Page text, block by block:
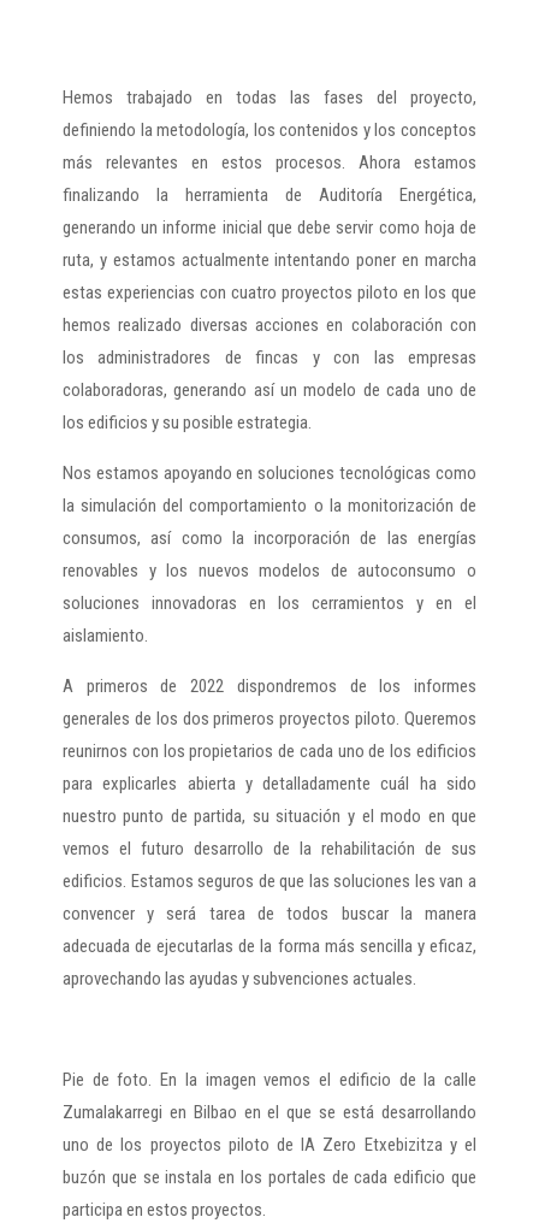
Hemos trabajado en todas las fases del proyecto,
definiendo la metodología, los contenidos y los conceptos
más relevantes en estos procesos. Ahora estamos
finalizando la herramienta de Auditoría Energética,
generando un informe inicial que debe servir como hoja de
ruta, y estamos actualmente intentando poner en marcha
estas experiencias con cuatro proyectos piloto en los que
hemos realizado diversas acciones en colaboración con
los administradores de fincas y con las empresas
colaboradoras, generando así un modelo de cada uno de
los edificios y su posible estrategia.
Nos estamos apoyando en soluciones tecnológicas como
la simulación del comportamiento o la monitorización de
consumos, así como la incorporación de las energías
renovables y los nuevos modelos de autoconsumo o
soluciones innovadoras en los cerramientos y en el
aislamiento.
A primeros de 2022 dispondremos de los informes
generales de los dos primeros proyectos piloto. Queremos
reunirnos con los propietarios de cada uno de los edificios
para explicarles abierta y detalladamente cuál ha sido
nuestro punto de partida, su situación y el modo en que
vemos el futuro desarrollo de la rehabilitación de sus
edificios. Estamos seguros de que las soluciones les van a
convencer y será tarea de todos buscar la manera
adecuada de ejecutarlas de la forma más sencilla y eficaz,
aprovechando las ayudas y subvenciones actuales.
Pie de foto. En la imagen vemos el edificio de la calle
Zumalakarregi en Bilbao en el que se está desarrollando
uno de los proyectos piloto de IA Zero Etxebizitza y el
buzón que se instala en los portales de cada edificio que
participa en estos proyectos.